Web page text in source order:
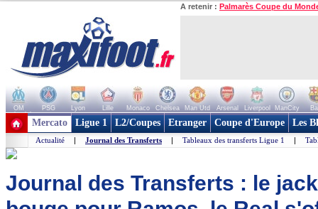
A retenir : Palmarès Coupe du
OM PSG Lyon Lille Monaco Chelsea Man Utd Arsenal Liverpool ManCity
+ de clubs
Mercato Ligue 1 L2/Coupes Etranger Coupe d'Europe Les
Actualité | Journal des Transferts | Tableaux des transferts Ligue 1 |
Journal des Transferts : le